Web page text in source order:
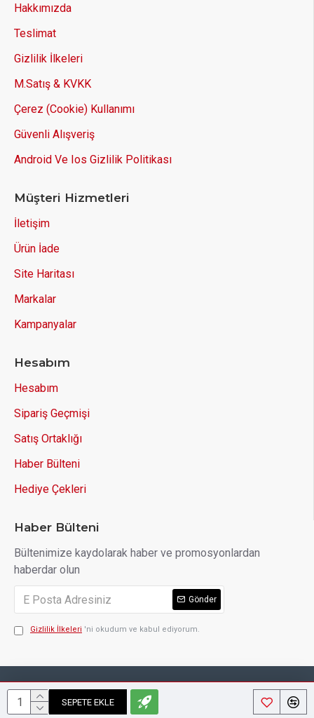
SEPETE EKLE
Hakkımızda
Teslimat
Gizlilik İlkeleri
M.Satış & KVKK
Çerez (Cookie) Kullanımı
Güvenli Alışveriş
Android Ve Ios Gizlilik Politikası
Müşteri Hizmetleri
İletişim
Ürün İade
Site Haritası
Markalar
Kampanyalar
Hesabım
Hesabım
Sipariş Geçmişi
Satış Ortaklığı
Haber Bülteni
Hediye Çekleri
Haber Bülteni
Bültenimize kaydolarak haber ve promosyonlardan
haberdar olun
Gönder
Gizlilik İlkeleri 'ni okudum ve kabul ediyorum.
Copyright © 2014, Your Store, All Rights Reserved